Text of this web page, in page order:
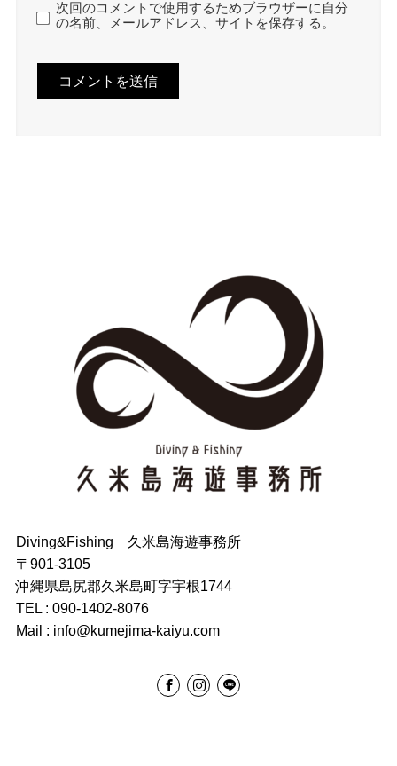
次回のコメントで使用するためブラウザーに自分
の名前、メールアドレス、サイトを保存する。
Diving&Fishing 久米島海遊事務所
〒901-3105
沖縄県島尻郡久米島町字宇根1744
TEL : 090-1402-8076
Mail : info@kumejima-kaiyu.com